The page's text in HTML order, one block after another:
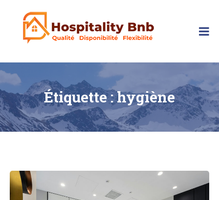
contenthospitalitybnb
Étiquette :hygiène